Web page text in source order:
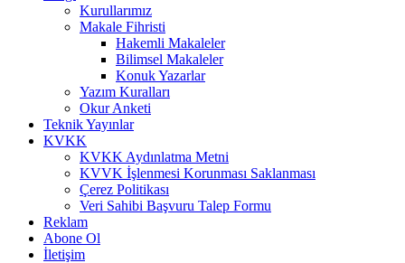
Kurullarımız
Makale Fihristi
Hakemli Makaleler
Bilimsel Makaleler
Konuk Yazarlar
Yazım Kuralları
Okur Anketi
Teknik Yayınlar
KVKK
KVKK Aydınlatma Metni
KVVK İşlenmesi Korunması Saklanması
Çerez Politikası
Veri Sahibi Başvuru Talep Formu
Reklam
Abone Ol
İletişim